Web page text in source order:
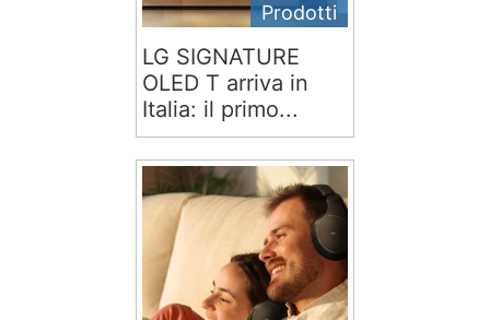
Prodotti
LG SIGNATURE
OLED T arriva in
Italia: il primo...